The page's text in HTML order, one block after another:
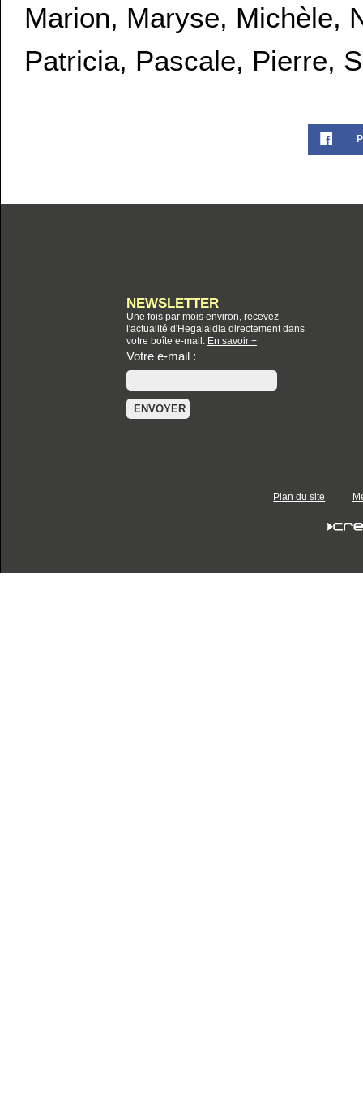
Marion, Maryse, Michèle,
Patricia, Pascale, Pierre,
NEWSLETTER
Une fois par mois environ, recevez
l'actualité d'Hegalaldia directement dans
votre boîte e-mail.
En savoir +
Votre e-mail :
Plan du site